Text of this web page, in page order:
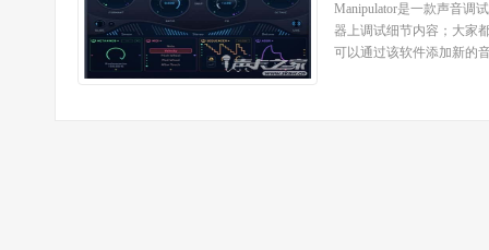
Manipulator是一款声音调
器上调试细节内容；大家
可以通过该软件添加新的